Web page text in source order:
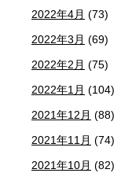
2022年4月 (73)
2022年3月 (69)
2022年2月 (75)
2022年1月 (104)
2021年12月 (88)
2021年11月 (74)
2021年10月 (82)